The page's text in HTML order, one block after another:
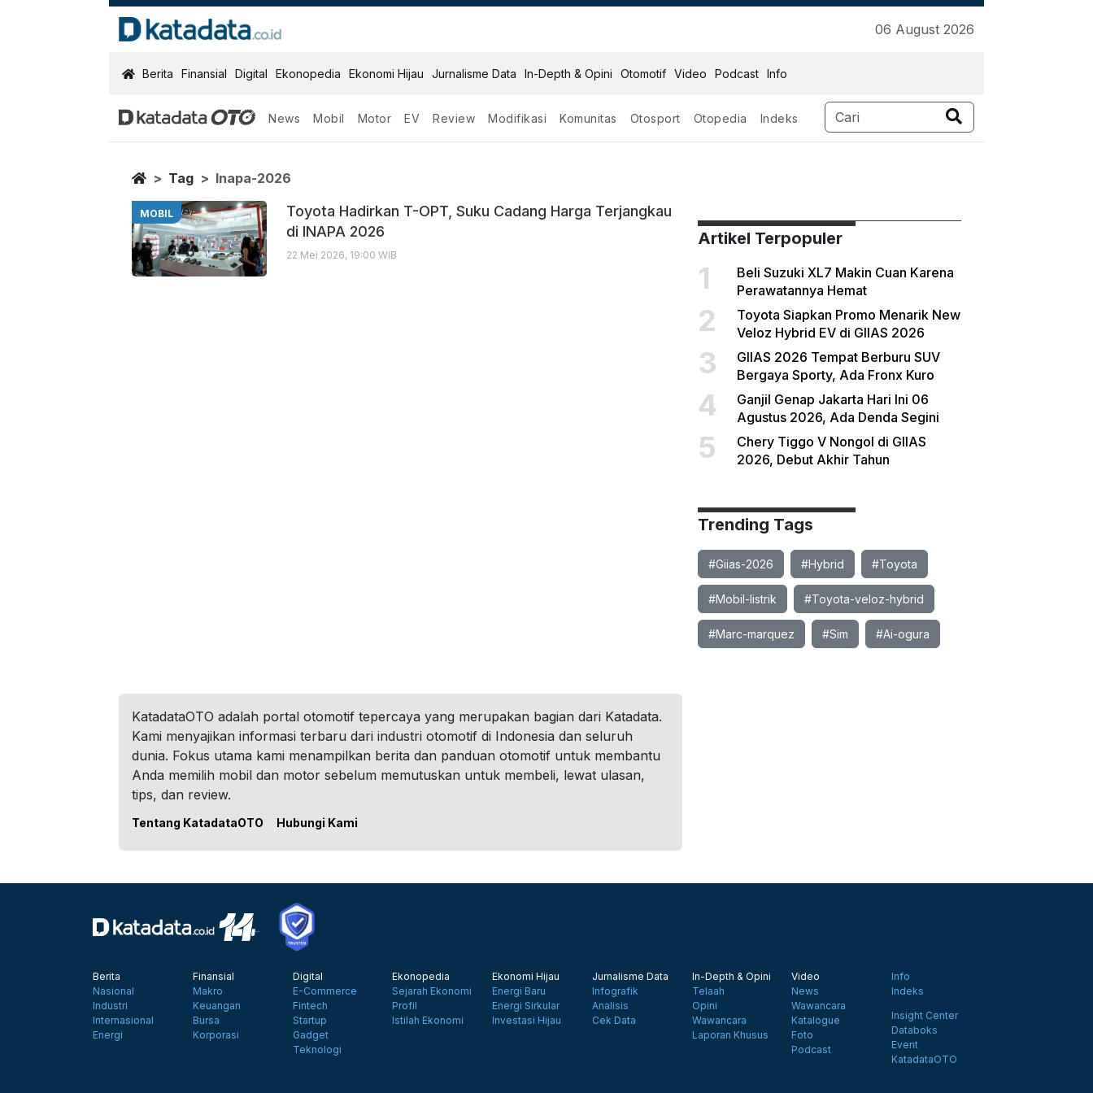
06 August 2026
KatadataOTO
Berita Finansial Digital Ekonopedia Ekonomi Hijau Jurnalisme Data In-Depth & Opini Otomotif Video Podcast Info
News Mobil Motor EV Review Modifikasi Komunitas Otosport Otopedia Indeks
Inapa 2026
Berita Terbaru
Home
Tag Inapa-2026
MOBIL
Toyota Hadirkan T-OPT, Suku Cadang Harga Terjangkau
di INAPA 2026
22 Mei 2026, 19:00 WIB
Artikel Terpopuler
1
Beli Suzuki XL7 Makin Cuan Karena
Perawatannya Hemat
2
Toyota Siapkan Promo Menarik New
Veloz Hybrid EV di GIIAS 2026
3
GIIAS 2026 Tempat Berburu SUV
Bergaya Sporty, Ada Fronx Kuro
4
Ganjil Genap Jakarta Hari Ini 06
Agustus 2026, Ada Denda Segini
5
Chery Tiggo V Nongol di GIIAS
2026, Debut Akhir Tahun
Trending Tags
#Giias-2026 #Hybrid #Toyota
#Mobil-listrik #Toyota-veloz-hybrid
#Marc-marquez #Sim #Ai-ogura
KatadataOTO adalah portal otomotif tepercaya yang merupakan bagian dari Katadata.
Kami menyajikan informasi terbaru dari industri otomotif di Indonesia dan seluruh
dunia. Fokus utama kami menampilkan berita dan panduan otomotif untuk membantu
Anda memilih mobil dan motor sebelum memutuskan untuk membeli, lewat ulasan,
tips, dan review.
Tentang KatadataOTO Hubungi Kami
Berita
Nasional
Industri
Internasional
Energi
Finansial
Makro
Keuangan
Bursa
Korporasi
Digital
E-Commerce
Fintech
Startup
Gadget
Teknologi
Ekonopedia
Sejarah Ekonomi
Profil
Istilah Ekonomi
Ekonomi Hijau
Energi Baru
Energi Sirkular
Investasi Hijau
Jurnalisme Data
Infografik
Analisis
Cek Data
In-Depth & Opini
Telaah
Opini
Wawancara
Laporan Khusus
Video
News
Wawancara
Katalogue
Foto
Podcast
Info
Indeks
Insight Center
Databoks
Event
KatadataOTO